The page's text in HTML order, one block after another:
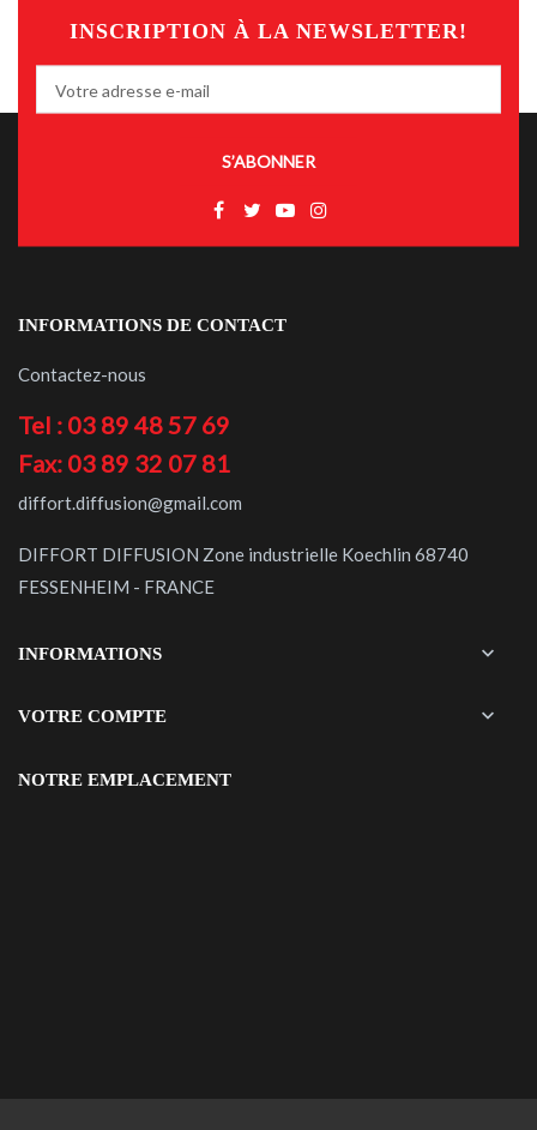
INSCRIPTION À LA NEWSLETTER!
S’ABONNER
INFORMATIONS DE CONTACT
Contactez-nous
Tel : 03 89 48 57 69
Fax: 03 89 32 07 81
diffort.diffusion@gmail.com
DIFFORT DIFFUSION Zone industrielle Koechlin 68740
FESSENHEIM - FRANCE
INFORMATIONS 
VOTRE COMPTE 
NOTRE EMPLACEMENT